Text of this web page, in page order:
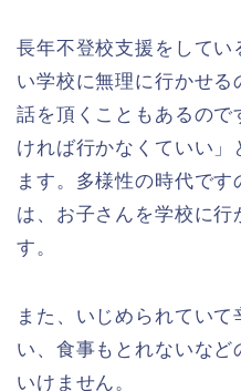
長年不登校支援をしてい
い学校に無理に行かせ
話を頂くこともあるので
ければ行かなくていい
ます。多様性の時代で
は、お子さんを学校に行
す。
また、いじめられてい
い、食事もとれないな
いけません。